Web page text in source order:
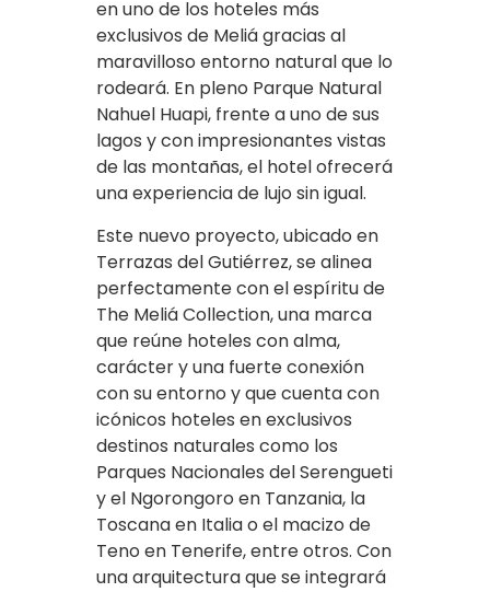
en uno de los hoteles más
exclusivos de Meliá gracias al
maravilloso entorno natural que lo
rodeará. En pleno Parque Natural
Nahuel Huapi, frente a uno de sus
lagos y con impresionantes vistas
de las montañas, el hotel ofrecerá
una experiencia de lujo sin igual.
Este nuevo proyecto, ubicado en
Terrazas del Gutiérrez, se alinea
perfectamente con el espíritu de
The Meliá Collection, una marca
que reúne hoteles con alma,
carácter y una fuerte conexión
con su entorno y que cuenta con
icónicos hoteles en exclusivos
destinos naturales como los
Parques Nacionales del Serengueti
y el Ngorongoro en Tanzania, la
Toscana en Italia o el macizo de
Teno en Tenerife, entre otros. Con
una arquitectura que se integrará